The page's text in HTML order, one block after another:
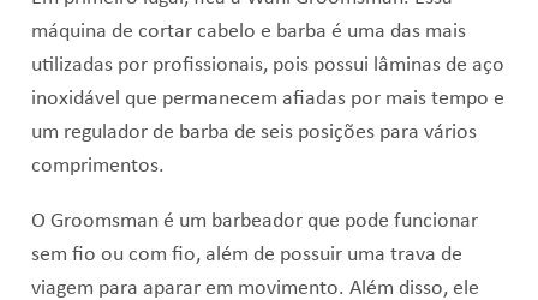
máquina de cortar cabelo e barba é uma das mais
utilizadas por profissionais, pois possui l âminas de aço
inoxidável que permanecem afiadas por mais tempo e
um regulador de barba de seis posições para vários
comprimentos.
O Groomsman é um barbeador que pode funcionar
sem fio ou com fio, além de possuir uma trava de
viagem para aparar em movimento. Além disso, ele